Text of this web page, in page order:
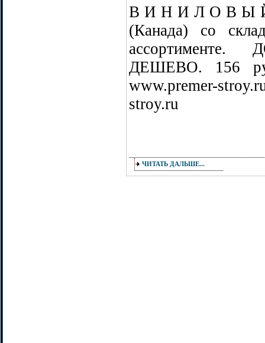
В И Н И Л О В Ы
(Канада) со
ДЕШЕВО. 156
www.premer-
stroy.ru
ЧИТАТЬ ДАЛЬШЕ...